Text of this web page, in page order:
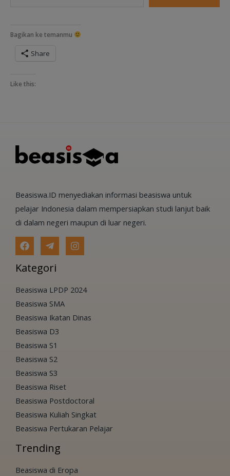
Bagikan ke temanmu
Share
Like this:
Beasiswa.ID menyediakan informasi beasiswa untuk
pelajar Indonesia dalam mempersiapkan studi lanjut baik
di dalam negeri maupun di luar negeri.
Kategori
Beasiswa LPDP 2024
Beasiswa SMA
Beasiswa Ikatan Dinas
Beasiswa D3
Beasiswa S1
Beasiswa S2
Beasiswa S3
Beasiswa Riset
Beasiswa Postdoctoral
Beasiswa Kuliah Singkat
Beasiswa Pertukaran Pelajar
Trending
Beasiswa di Eropa